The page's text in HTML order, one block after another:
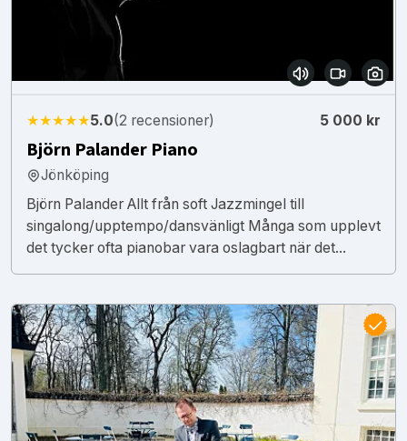
★★★★★5.0(2 recensioner) 5 000 kr
Björn Palander Piano
Jönköping
Björn Palander Allt från soft Jazzmingel till
singalong/upptempo/dansvänligt Många som upplevt
det tycker ofta pianobar vara oslagbart när det...